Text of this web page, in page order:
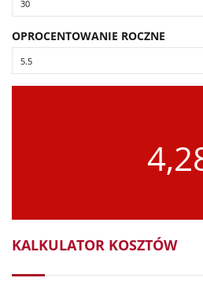
OPROCENTOWANIE ROCZNE
KALKULATOR KOSZTÓW